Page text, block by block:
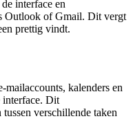
interface en
Outlook of Gmail. Dit vergt
prettig vindt.
mailaccounts, kalenders en
interface. Dit
verschillende taken